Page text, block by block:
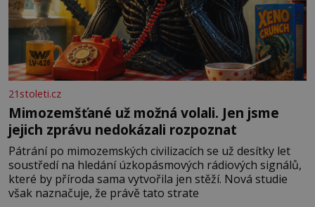
21stoleti.cz
Mimozemšťané už možná volali. Jen jsme
jejich zprávu nedokázali rozpoznat
Pátrání po mimozemských civilizacích se už desítky let
soustředí na hledání úzkopásmových rádiových signálů,
které by příroda sama vytvořila jen stěží. Nová studie
však naznačuje, že právě tato strate